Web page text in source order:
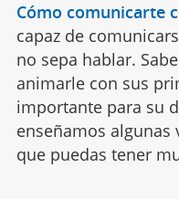
Cómo comunicarte
capaz de
no sepa hablar.
animarle con sus
importante para su
enseñamos
que puedas tener